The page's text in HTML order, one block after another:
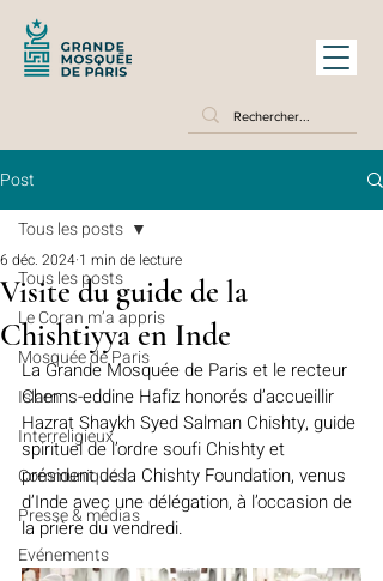
Post
Tous les posts
Le Coran m’a appris
Mosquée de Paris
Islam
Interreligieux
Communiqués
Presse & médias
Evénements
Tous les posts
Visite du guide de la
Chishtiyya en Inde
6 déc. 2024 1 min de lecture
La Grande Mosquée de Paris et le recteur
Chems-eddine Hafiz honorés d’accueillir
Hazrat Shaykh Syed Salman Chishty, guide
spirituel de l’ordre soufi Chishty et
président de la Chishty Foundation, venus
d’Inde avec une délégation, à l’occasion de
la prière du vendredi.